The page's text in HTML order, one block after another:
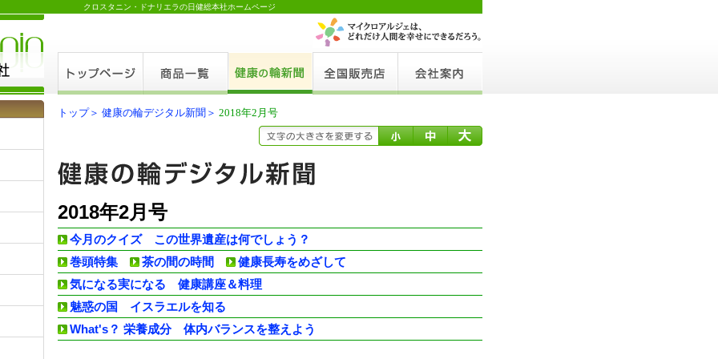
クロスタニン・ドナリエラの日健総本社ホームページ
トップ＞ 健康の輪デジタル新聞＞ 2018年2月号
2018年2月号
今月のクイズ この世界遺産は何でしょう？
巻頭特集
茶の間の時間
健康長寿をめざして
気になる実になる 健康講座＆料理
魅惑の国 イスラエルを知る
What's？ 栄養成分 体内バランスを整えよう